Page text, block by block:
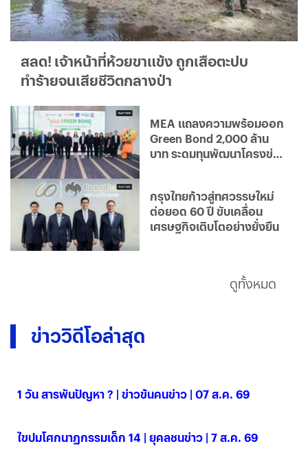
สลด! เจ้าหน้าที่ห้วยขาแข้ง ถูกเสือตะปบ
ทำร้ายจนเสียชีวิตกลางป่า
MEA แถลงความพร้อมออก
Green Bond 2,000 ล้าน
บาท ระดมทุนพัฒนาโครงข่าย
กรุงไทยก้าวสู่ทศวรรษใหม่
ต่อยอด 60 ปี ขับเคลื่อน
เศรษฐกิจเติบโตอย่างยั่งยืน
ดูทั้งหมด
ข่าววิดีโอล่าสุด
1 วัน สารพันปัญหา ? | ข่าวข้นคนข่าว | 07 ส.ค. 69
ไขปมโศกนาฏกรรมเด็ก 14 | ยุคลชนข่าว | 7 ส.ค. 69